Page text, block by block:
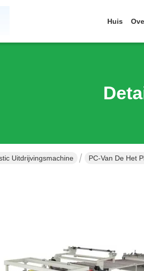
Huis
Uitdrijvingsmachine PC-Van De Het